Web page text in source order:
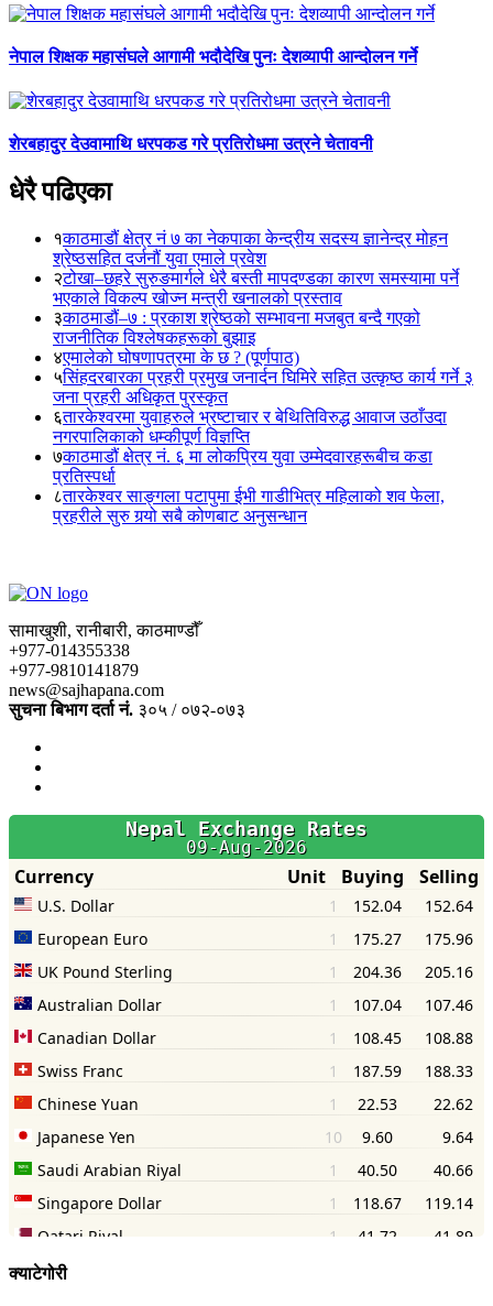
नेपाल शिक्षक महासंघले आगामी भदौदेखि पुनः देशव्यापी आन्दोलन गर्ने
शेरबहादुर देउवामाथि धरपकड गरे प्रतिरोधमा उत्रने चेतावनी
धेरै पढिएका
१काठमाडौं क्षेत्र नं ७ का नेकपाका केन्द्रीय सदस्य ज्ञानेन्द्र मोहन
श्रेष्ठसहित दर्जनौं युवा एमाले प्रवेश
२टोखा–छहरे सुरुङमार्गले धेरै बस्ती मापदण्डका कारण समस्यामा पर्ने
भएकाले विकल्प खोज्न मन्त्री खनालको प्रस्ताव
३काठमाडौं–७ : प्रकाश श्रेष्ठको सम्भावना मजबुत बन्दै गएको
राजनीतिक विश्लेषकहरूको बुझाइ
४एमालेको घोषणापत्रमा के छ ? (पूर्णपाठ)
५सिंहदरबारका प्रहरी प्रमुख जनार्दन घिमिरे सहित उत्कृष्ठ कार्य गर्ने ३
जना प्रहरी अधिकृत पुरस्कृत
६तारकेश्वरमा युवाहरुले भ्रष्टाचार र बेथितिविरुद्ध आवाज उठाँउदा
नगरपालिकाको धम्कीपूर्ण विज्ञप्ति
७काठमाडौं क्षेत्र नं. ६ मा लोकप्रिय युवा उम्मेदवारहरूबीच कडा
प्रतिस्पर्धा
८तारकेश्वर साङ्गला पटापुमा ईभी गाडीभित्र महिलाको शव फेला,
प्रहरीले सुरु गर्‍यो सबै कोणबाट अनुसन्धान
सामाखुशी, रानीबारी, काठमाण्डौँ
+977-014355338
+977-9810141879
news@sajhapana.com
सुचना बिभाग दर्ता नं. ३०५ / ०७२-०७३
क्याटेगोरी